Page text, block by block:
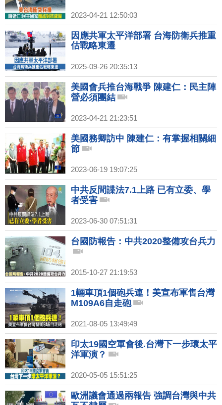
2023-04-21 12:50:03
因應共軍太平洋部署 台海防衛兵推重
估戰略東遷
2025-09-26 20:35:13
美國會兵推台海戰爭 陳建仁：民主陣
營必須團結
2023-04-21 21:23:51
美國務卿訪中 陳建仁：有掌握相關細
節
2023-06-19 19:07:25
中共反間諜法7.1上路 已有立委、學
者受害
2023-06-30 07:51:31
台國防報告：中共2020整備攻台兵力
2015-10-27 21:19:53
1輛車頂1個砲兵連！美宣布軍售台灣
M109A6自走砲
2021-08-05 13:49:49
印太19國空軍會後.台灣下一步環太平
洋軍演？
2020-05-05 15:51:25
歐洲議會通過兩報告 強調台灣與中共